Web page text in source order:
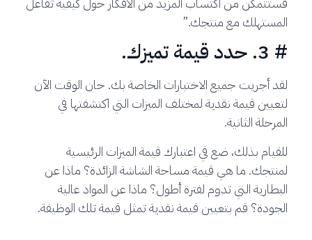
المستهلك مع منتجك.”
# 3. حدد قيمة تميزك.
لقد أجريت جميع الاختبارات الخاصة بك. حان الوقت الآن
لتعيين قيمة نقدية لمختلف الميزات التي اكتشفتها في
المرحلة الثانية.
للقيام بذلك، ضع في اعتبارك قيمة الميزات الرئيسية
لمنتجك. ما هي قيمة مساحة الشاشة الزائدة؟ ماذا عن
البطارية التي تدوم لفترة أطول؟ ماذا عن المواد عالية
الجودة؟ قم بتعيين قيمة نقدية تمثل قيمة تلك الوظيفة.